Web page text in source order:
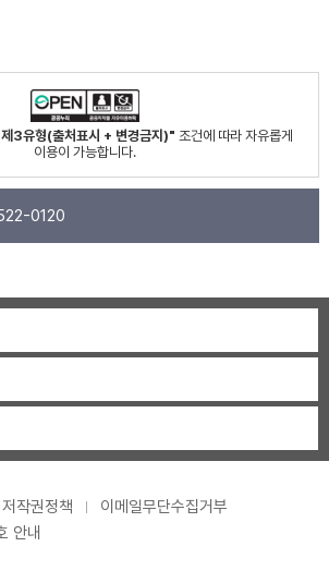
3유형(출처표시 + 변경금지)" 조건에 따라 자유롭게
이용이 가능합니다.
0120
저작권정책
이메일무단수집거부
안내